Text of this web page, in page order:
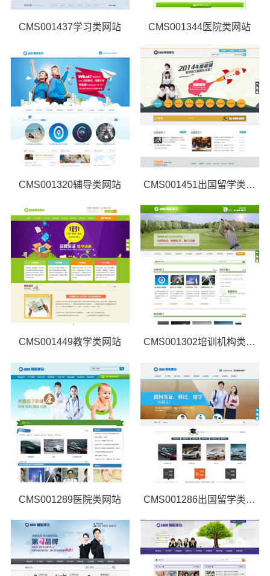
CMS001437学习类网站 CMS001344医院类网站
CMS001320辅导类网站 CMS001451出国留学类网站
CMS001449教学类网站 CMS001302培训机构类网站
CMS001289医院类网站 CMS001286出国留学类网站